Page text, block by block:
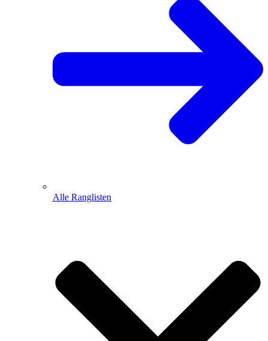
Alle Ranglisten